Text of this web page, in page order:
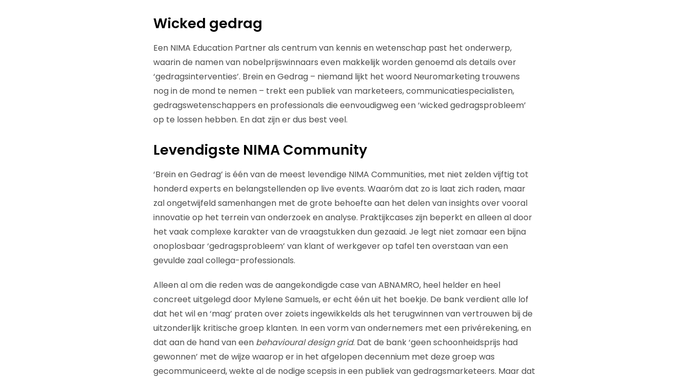
Wicked gedrag
Een NIMA Education Partner als centrum van kennis en wetenschap past het onderwerp,
waarin de namen van nobelprijswinnaars even makkelijk worden genoemd als details over
‘gedragsinterventies’. Brein en Gedrag – niemand lijkt het woord Neuromarketing trouwens
nog in de mond te nemen – trekt een publiek van marketeers, communicatiespecialisten,
gedragswetenschappers en professionals die eenvoudigweg een ‘wicked gedragsprobleem’
op te lossen hebben. En dat zijn er dus best veel.
Levendigste NIMA Community
‘Brein en Gedrag’ is één van de meest levendige NIMA Communities, met niet zelden vijftig tot
honderd experts en belangstellenden op live events. Waaróm dat zo is laat zich raden, maar
zal ongetwijfeld samenhangen met de grote behoefte aan het delen van insights over vooral
innovatie op het terrein van onderzoek en analyse. Praktijkcases zijn beperkt en alleen al door
het vaak complexe karakter van de vraagstukken dun gezaaid. Je legt niet zomaar een bijna
onoplosbaar ‘gedragsprobleem’ van klant of werkgever op tafel ten overstaan van een
gevulde zaal collega-professionals.
Alleen al om die reden was de aangekondigde case van ABNAMRO, heel helder en heel
concreet uitgelegd door Mylene Samuels, er echt één uit het boekje. De bank verdient alle lof
dat het wil en ‘mag’ praten over zoiets ingewikkelds als het terugwinnen van vertrouwen bij de
uitzonderlijk kritische groep klanten. In een vorm van ondernemers met een privérekening, en
dat aan de hand van eenbehavioural design grid. Dat de bank ‘geen schoonheidsprijs had
gewonnen’ met de wijze waarop er in het afgelopen decennium met deze groep was
gecommuniceerd, wekte al de nodige scepsis in een publiek van gedragsmarketeers. Maar dat